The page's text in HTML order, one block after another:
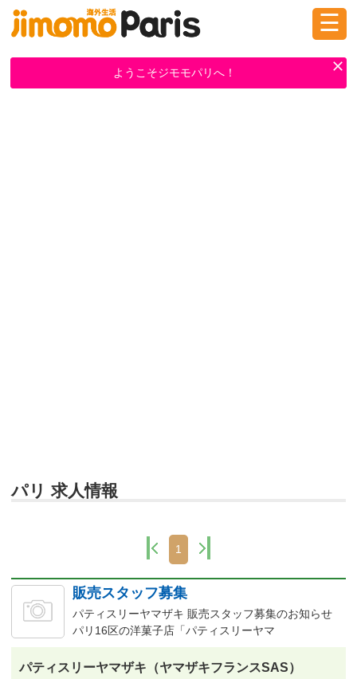
ログイン 新規登録
☰
ようこそジモモパリへ！
パリ 求人情報
1
販売スタッフ募集
パティスリーヤマザキ 販売スタッフ募集のお知らせ
パリ16区の洋菓子店「パティスリーヤマ
パティスリーヤマザキ（ヤマザキフランスSAS）